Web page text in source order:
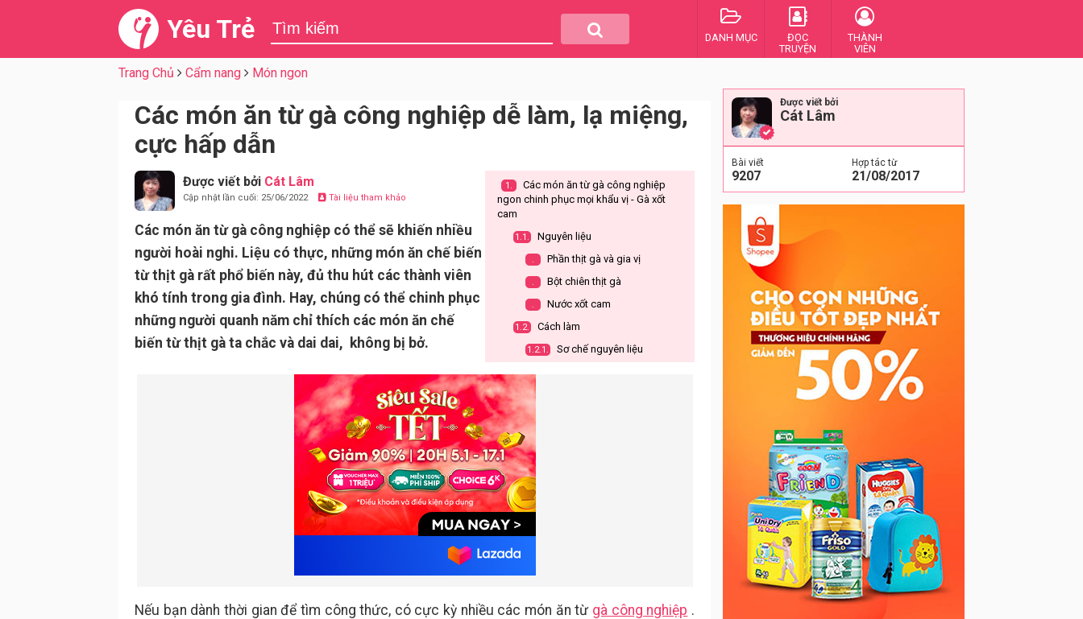
Yêu Trẻ DANH MỤC
ĐỌC
TRUYỆN
THÀNH
VIÊN
Trang Chủ Cẩm nang Món ngon
Các món ăn từ gà công nghiệp dễ làm, lạ miệng,
cực hấp dẫn
Được viết bởi Cát Lâm
Cập nhật lần cuối: 25/06/2022 Tài liệu tham khảo
Các món ăn từ gà công nghiệp có thể sẽ khiến nhiều
người hoài nghi. Liệu có thực, những món ăn chế biến
từ thịt gà rất phổ biến này, đủ thu hút các thành viên
khó tính trong gia đình. Hay, chúng có thể chinh phục
những người quanh năm chỉ thích các món ăn chế
biến từ thịt gà ta chắc và dai dai, không bị bở.
1.
Các món ăn từ gà công nghiệp
ngon chinh phục mọi khẩu vị - Gà xốt
cam
1.1. Nguyên liệu
. Phần thịt gà và gia vị
. Bột chiên thịt gà
. Nước xốt cam
1.2. Cách làm
1.2.1. Sơ chế nguyên liệu
1.2.2.
và đảo thịt gà qua nước xốt
cam
2. Thịt gà xốt xì dầu hành gừng
2.1. Nguyên liệu
2.2. Cách làm
Luộc thịt gà
Nếu bạn dành thời gian để tìm công thức, có cực kỳ nhiều các món ăn từ gà công nghiệp .
Được viết bởi
Cát Lâm
Bài viết
9207
Hợp tác từ
21/08/2017